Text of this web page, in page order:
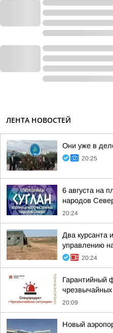
ЛЕНТА НОВОСТЕЙ
Они уже в
20:25
6 августа на
народов
20:24
Два курсанта
управлению
20:24
Гарантийный
чрезвычайных
20:09
Новый